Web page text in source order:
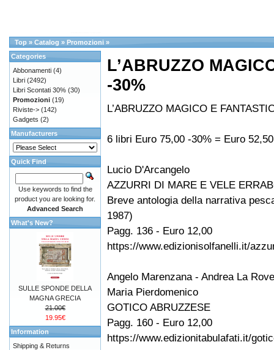
Top » Catalog » Promozioni »
L’ABRUZZO
-30%
L’ABRUZZO MAGICO E
6 libri Euro 75,00 -30% = Euro 52,50
Lucio D'Arcangelo
AZZURRI DI MARE E VELE
Breve antologia della narrativa
1987)
Pagg. 136 - Euro 12,00
https://www.edizionisolfanelli.it/
Angelo Marenzana - Andrea La
Maria Pierdomenico
GOTICO ABRUZZESE
Pagg. 160 - Euro 12,00
https://www.edizionitabulafati.it/
Categories
Abbonamenti (4)
Libri (2492)
Libri Scontati 30% (30)
Promozioni (19)
Riviste-> (142)
Gadgets (2)
Manufacturers
Quick Find
Use keywords to find the
product you are looking for.
Advanced Search
What's New?
SULLE SPONDE DELLA
MAGNA GRECIA
21.00€
19.95€
Information
Shipping & Returns